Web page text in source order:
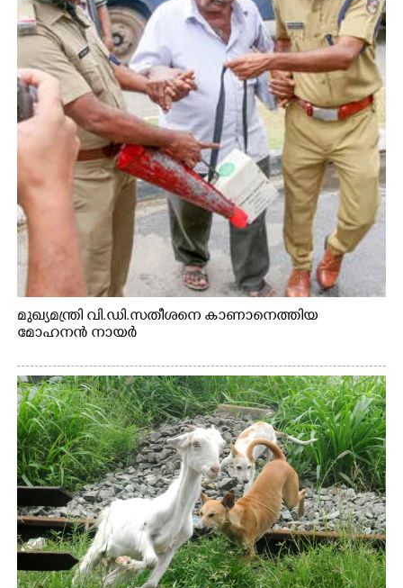
മുഖ്യമന്ത്രി വി.ഡി.സതീശനെ കാണാനെത്തിയ
മോഹനൻ നായർ